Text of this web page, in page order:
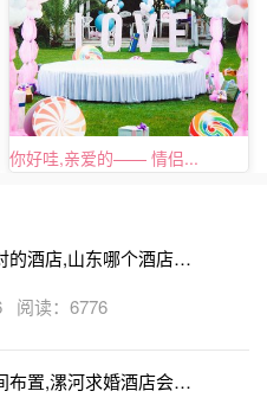
你好哇,亲爱的—— 情侣...
的酒店,山东哪个酒店有
阅读：6776
布置,漯河求婚酒店会帮